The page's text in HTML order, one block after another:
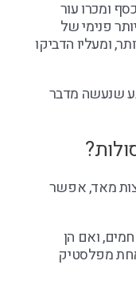
ומכרו עור
פנימי של
ומעליו הדביקו
שנעשה מדבר
מאד, אפשר
ואם הן
מפלסטיק